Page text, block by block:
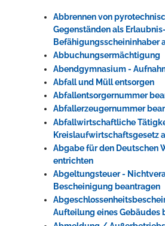
Wirtschaft
Rathaus
Service
Konzerte, Tagungen und vieles mehr
Die Stadthalle Hockenheim bietet den
Abbrennen von
Gegenständen als
Befähigungsscheininhaber
Abbuchungsermächtigung
Abendgymnasium -
Abfall und Müll entsorgen
Abfallentsorgernummer
Abfallerzeugernummer
Abfallwirtschaftliche
Kreislaufwirtschaftsgesetz
Abgabe für den Deutschen
entrichten
Abgeltungsteuer -
Bescheinigung beantragen
Aufteilung eines Gebäudes